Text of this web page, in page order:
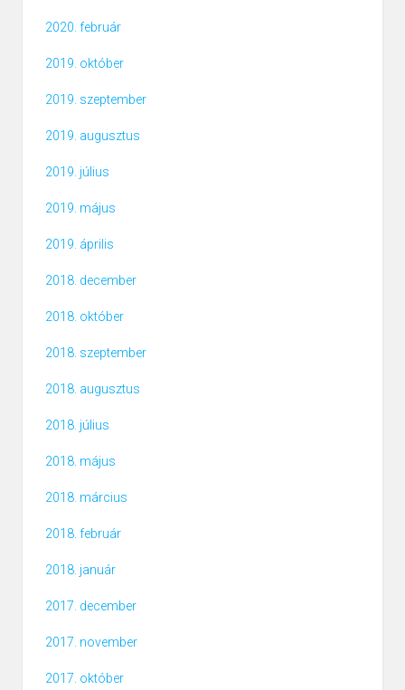
2020. február
2019. október
2019. szeptember
2019. augusztus
2019. július
2019. május
2019. április
2018. december
2018. október
2018. szeptember
2018. augusztus
2018. július
2018. május
2018. március
2018. február
2018. január
2017. december
2017. november
2017. október